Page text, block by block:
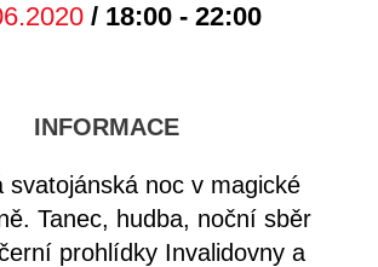
/ 18:00 - 22:00
INFORMACE
svatojánská noc v magické
Tanec, hudba, noční sběr
prohlídky Invalidovny a